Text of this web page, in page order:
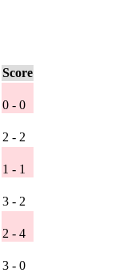
Score
0 - 0
2 - 2
1 - 1
3 - 2
2 - 4
3 - 0